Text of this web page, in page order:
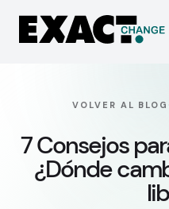
VOLVER AL BLOG
7 Consejos
¿Dónde